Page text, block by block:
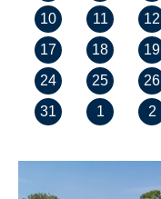
10
11 12
17
18 19
24
25 26
31
1 2